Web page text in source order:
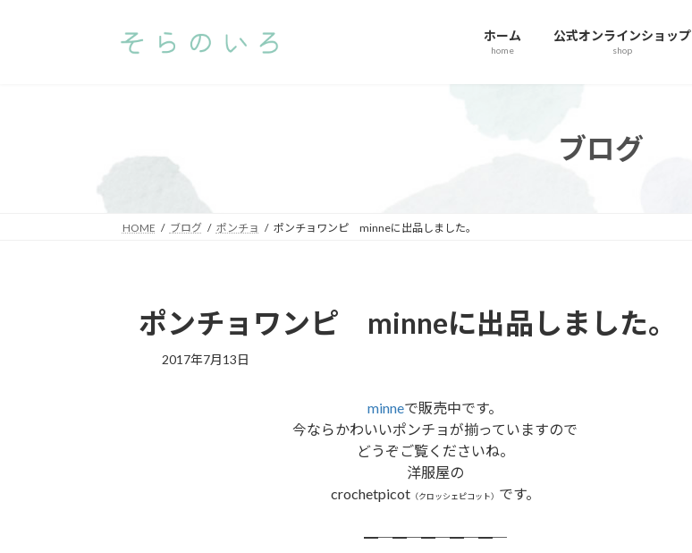
ホーム
home
公式オンラインショップ
shop
ブログ
HOME ブログ ポンチョ ポンチョワンピ minneに出品しました。
ポンチョワンピ minneに出品しました。
2017年7月13日
minneで販売中です。
今ならかわいいポンチョが揃っていますので
どうぞご覧くださいね。
洋服屋の
crochetpicot（クロッシェピコット） です。
━─━─━─━─━─